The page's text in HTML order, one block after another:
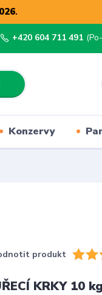
.
+420 604 711 491
Konzervy
produkt
KRKY 10 kg